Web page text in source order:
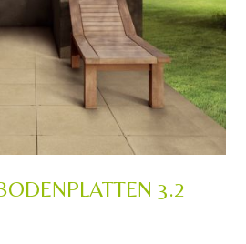
KERAMIK BODENPLATTEN 3.2